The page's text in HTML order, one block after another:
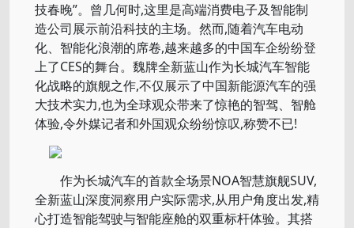
技春晚”。曾几何时,这里是高端消费电子及智能制
造公司展示前沿科技的主场。然而,随着汽车电动
化、智能化浪潮的席卷,越来越多的中国车企纷纷登
上了CES的舞台。魏牌全新蓝山作为长城汽车智能
化战略的旗舰之作,不仅展示了中国新能源汽车的强
大技术实力,也为全球观众带来了惊艳的智驾、智舱
体验,令外媒记者和外国观众纷纷惊叹,称赞不已!
作为长城汽车的首款全场景NOA智慧旗舰SUV,
全新蓝山深度洞察用户实际需求,从用户角度出发,精
心打造智能驾驶与智能座舱的双重标杆体验。其搭